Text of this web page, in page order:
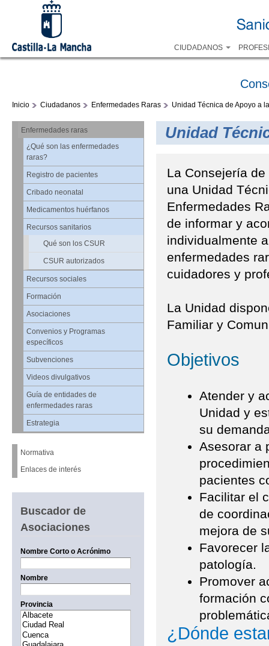
CIUDADANOS
Inicio Ciudadanos Enfermedades Raras Unidad Técnica de Apoyo a
Enfermedades raras
¿Qué son las enfermedades
raras?
Registro de pacientes
Cribado neonatal
Medicamentos huérfanos
Recursos sanitarios
Qué son los CSUR
CSUR autorizados
Recursos sociales
Formación
Asociaciones
Convenios y Programas
específicos
Subvenciones
Videos divulgativos
Guía de entidades de
enfermedades raras
Estrategia
Normativa
Enlaces de interés
Buscador de
Asociaciones
Nombre Corto o Acrónimo
Nombre
Provincia
Unidad
La Consejería
una Unidad
Enfermedades
de informar y
individualmente
enfermedades
cuidadores y
La Unidad
Familiar y
Objetivos
Atender y
Unidad y
su
Asesorar a
pacientes
Facilitar el
de
mejora de
Favorecer
patología.
Promover
formación
¿Dónde